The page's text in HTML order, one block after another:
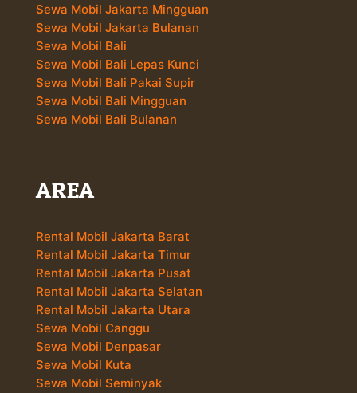
Sewa Mobil Jakarta Mingguan
Sewa Mobil Jakarta Bulanan
Sewa Mobil Bali
Sewa Mobil Bali Lepas Kunci
Sewa Mobil Bali Pakai Supir
Sewa Mobil Bali Mingguan
Sewa Mobil Bali Bulanan
AREA
Rental Mobil Jakarta Barat
Rental Mobil Jakarta Timur
Rental Mobil Jakarta Pusat
Rental Mobil Jakarta Selatan
Rental Mobil Jakarta Utara
Sewa Mobil Canggu
Sewa Mobil Denpasar
Sewa Mobil Kuta
Sewa Mobil Seminyak